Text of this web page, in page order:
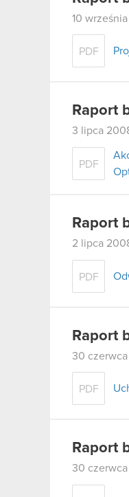
10 września
PDF
Raport
3 lipca
PDF
Raport
2 lipca
PDF
Raport
30
PDF
Raport
30